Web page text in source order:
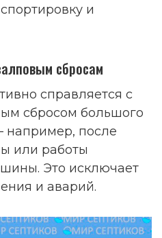
и
сбросам
справляется с
сбросом большого
после
или работы
Это исключает
и аварий.